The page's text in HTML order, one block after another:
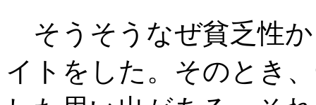
そうそうなぜ貧乏性
イトをした。そのとき